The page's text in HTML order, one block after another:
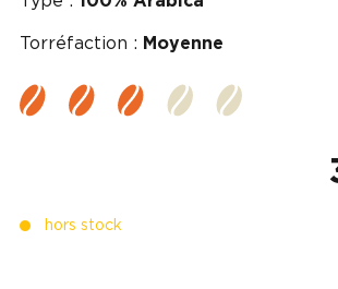
Torréfaction : Moyenne
hors stock